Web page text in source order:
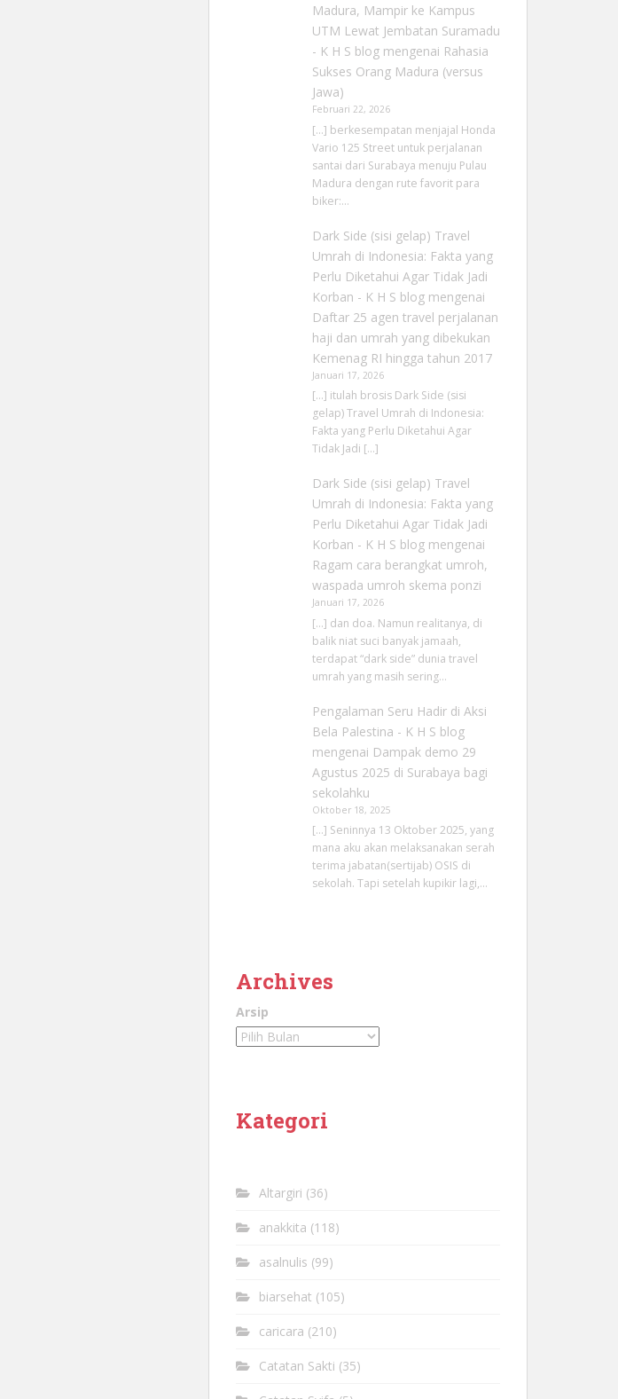
Madura, Mampir ke Kampus
UTM Lewat Jembatan Suramadu
- K H S blogmengenai Rahasia
Sukses Orang Madura (versus
Jawa)
Februari 22, 2026
[…] berkesempatan menjajal Honda
Vario 125 Street untuk perjalanan
santai dari Surabaya menuju Pulau
Madura dengan rute favorit para
biker:…
Dark Side (sisi gelap) Travel
Umrah di Indonesia: Fakta yang
Perlu Diketahui Agar Tidak Jadi
Korban - K H S blogmengenai
Daftar 25 agen travel perjalanan
haji dan umrah yang dibekukan
Kemenag RI hingga tahun 2017
Januari 17, 2026
[…] itulah brosis Dark Side (sisi
gelap) Travel Umrah di Indonesia:
Fakta yang Perlu Diketahui Agar
Tidak Jadi […]
Dark Side (sisi gelap) Travel
Umrah di Indonesia: Fakta yang
Perlu Diketahui Agar Tidak Jadi
Korban - K H S blogmengenai
Ragam cara berangkat umroh,
waspada umroh skema ponzi
Januari 17, 2026
[…] dan doa. Namun realitanya, di
balik niat suci banyak jamaah,
terdapat “dark side” dunia travel
umrah yang masih sering…
Pengalaman Seru Hadir di Aksi
Bela Palestina - K H S blog
mengenai Dampak demo 29
Agustus 2025 di Surabaya bagi
sekolahku
Oktober 18, 2025
[…] Seninnya 13 Oktober 2025, yang
mana aku akan melaksanakan serah
terima jabatan(sertijab) OSIS di
sekolah. Tapi setelah kupikir lagi,…
Archives
Arsip
Kategori
Altargiri (36)
anakkita (118)
asalnulis (99)
biarsehat (105)
caricara (210)
Catatan Sakti (35)